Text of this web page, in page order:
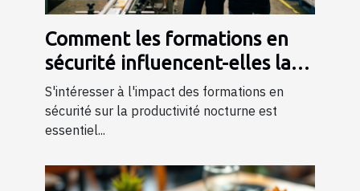
Comment les formations en
sécurité influencent-elles la
productivité nocturne ?
S'intéresser à l'impact des formations en
sécurité sur la productivité nocturne est
essentiel...